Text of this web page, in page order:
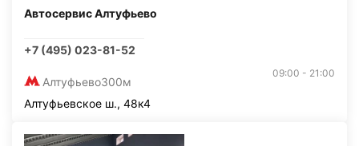
Автосервис Алтуфьево
+7 (495) 023-81-52
Алтуфьево300м
09:00 - 21:00
Алтуфьевское ш., 48к4